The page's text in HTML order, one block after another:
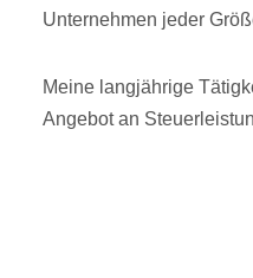
Unternehmen jeder
Meine langjährige
Angebot an